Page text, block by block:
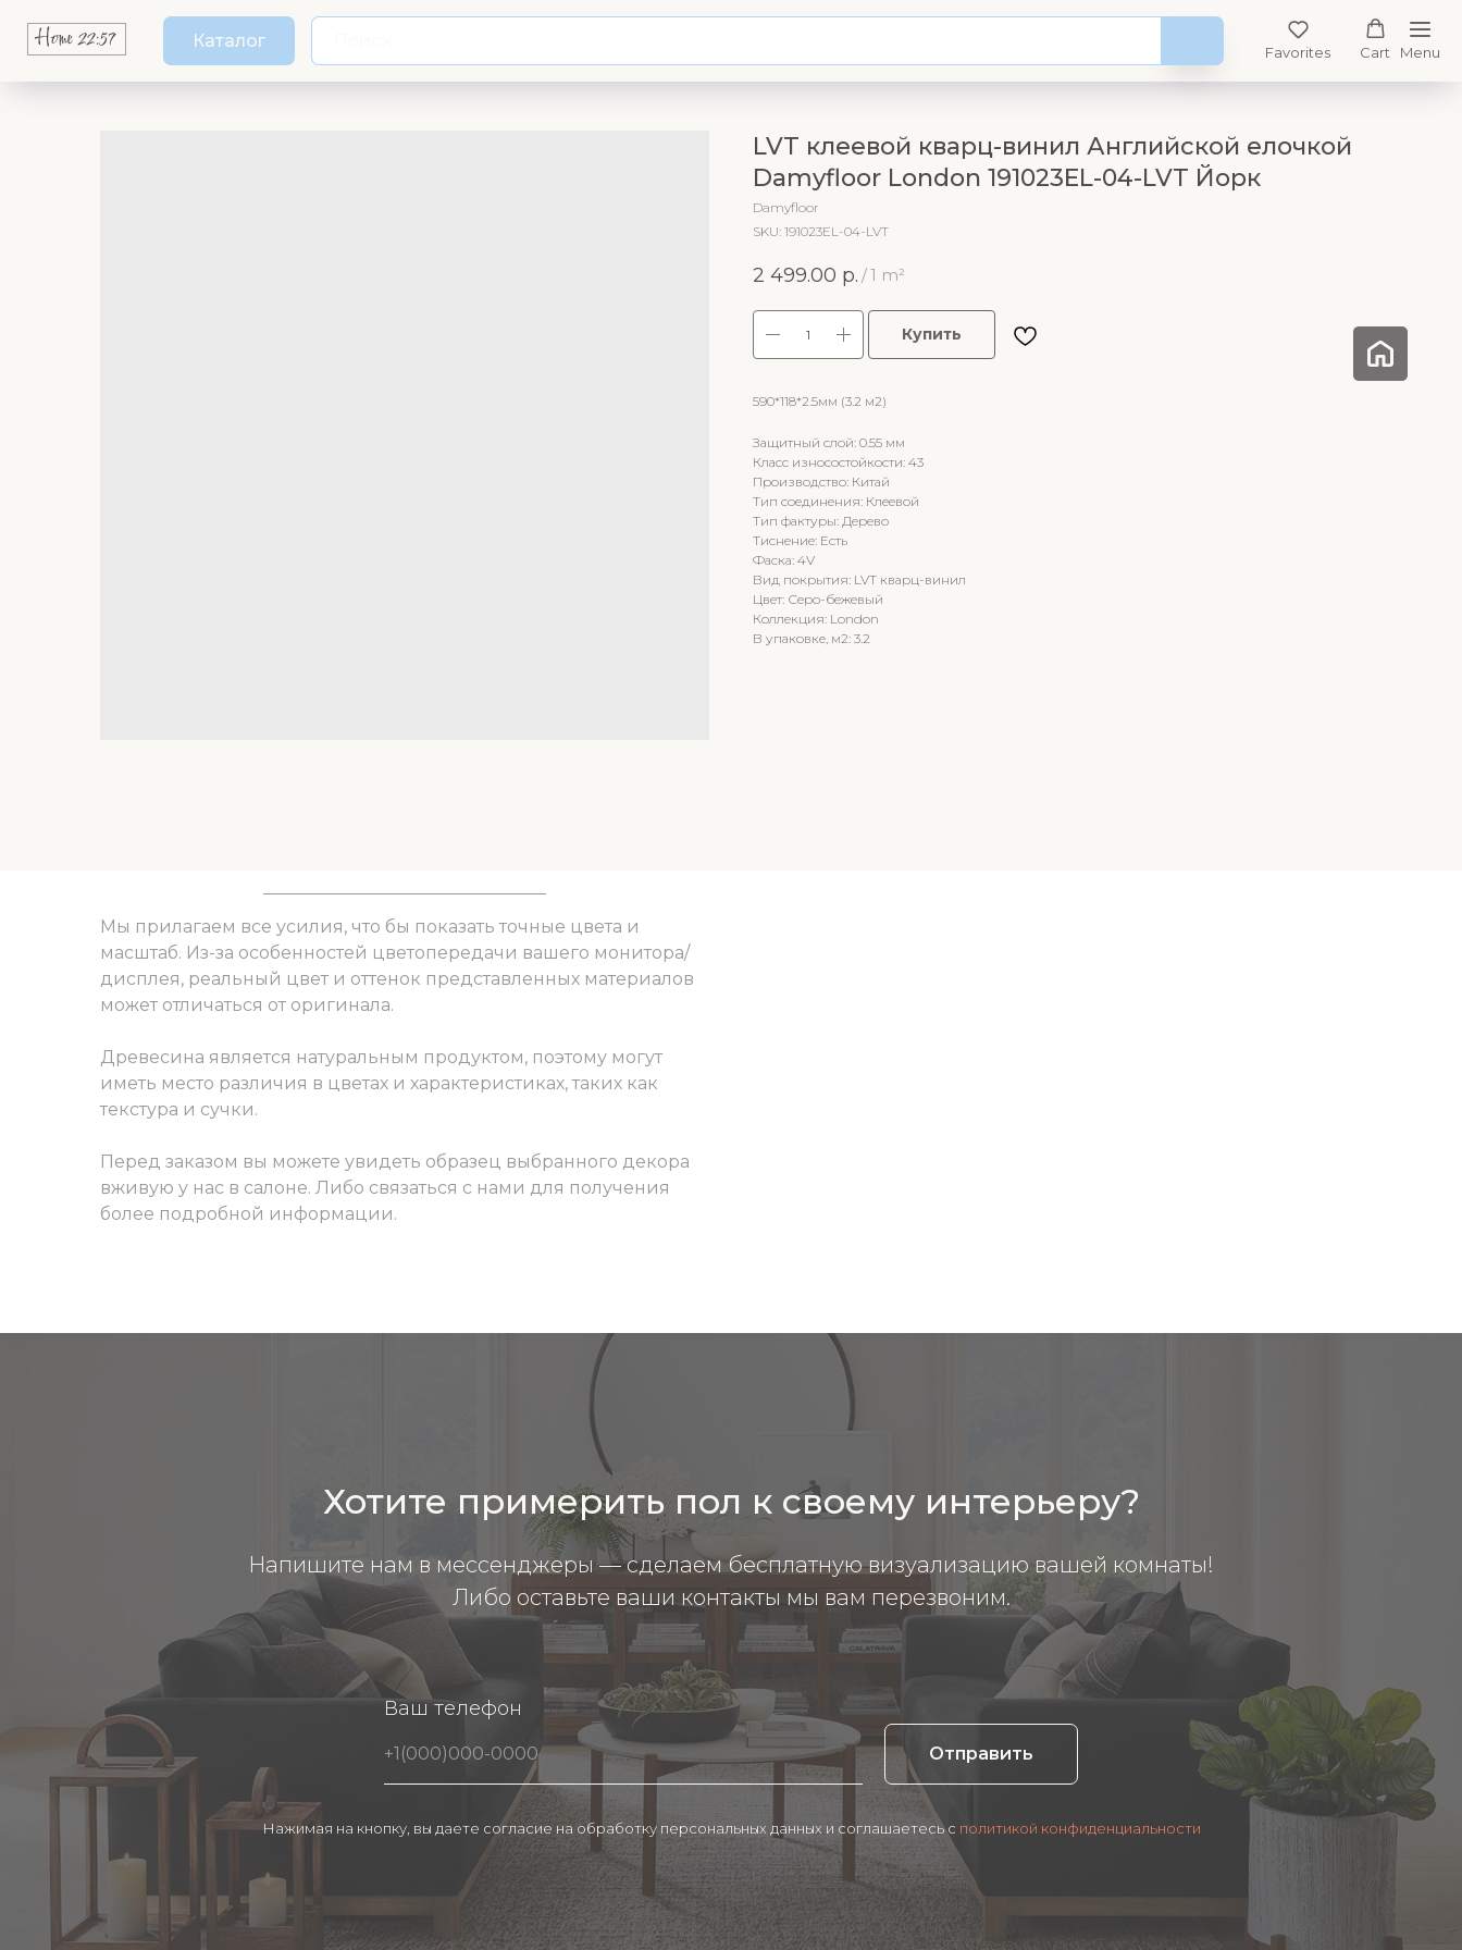
Каталог
Favorites Cart Menu
LVT клеевой кварц-винил Английской елочкой
Damyfloor London 191023EL-04-LVT Йорк
Damyfloor
SKU: 191023EL-04-LVT
2 499.00 р. /1 m²
Купить
590*118*2.5мм (3.2 м2)
Защитный слой: 0.55 мм
Класс износостойкости: 43
Производство: Китай
Тип соединения: Клеевой
Тип фактуры: Дерево
Тиснение: Есть
Фаска: 4V
Вид покрытия: LVT кварц-винил
Цвет: Серо-бежевый
Коллекция: London
В упаковке, м2: 3.2
Мы прилагаем все усилия, что бы показать точные цвета и
масштаб. Из-за особенностей цветопередачи вашего монитора/
дисплея, реальный цвет и оттенок представленных материалов
может отличаться от оригинала.
Древесина является натуральным продуктом, поэтому могут
иметь место различия в цветах и характеристиках, таких как
текстура и сучки.
Перед заказом вы можете увидеть образец выбранного декора
вживую у нас в салоне. Либо связаться с нами для получения
более подробной информации.
Хотите примерить пол к своему интерьеру?
Напишите нам в мессенджеры — сделаем бесплатную визуализацию вашей комнаты!
Либо оставьте ваши контакты мы вам перезвоним.
Ваш телефон
Отправить
Нажимая на кнопку, вы даете согласие на обработку персональных данных и соглашаетесь c политикой конфиденциальности